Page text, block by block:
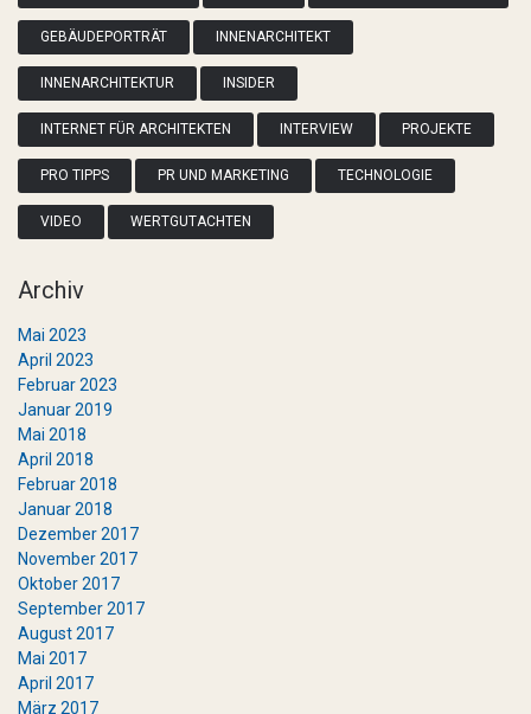
GEBÄUDEPORTRÄT INNENARCHITEKT
INNENARCHITEKTUR INSIDER
INTERNET FÜR ARCHITEKTEN INTERVIEW PROJEKTE
PRO TIPPS PR UND MARKETING TECHNOLOGIE
VIDEO WERTGUTACHTEN
Archiv
Mai 2023
April 2023
Februar 2023
Januar 2019
Mai 2018
April 2018
Februar 2018
Januar 2018
Dezember 2017
November 2017
Oktober 2017
September 2017
August 2017
Mai 2017
April 2017
März 2017